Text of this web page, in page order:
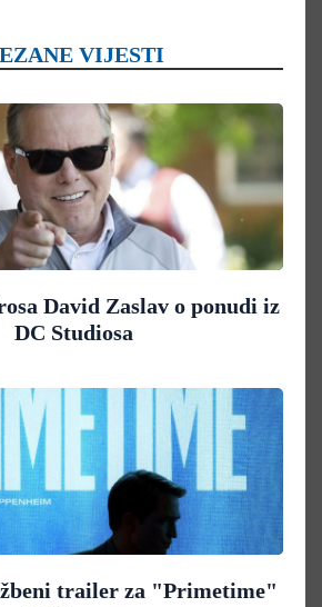
VIJESTI
David Zaslav o ponudi iz
DC Studiosa
trailer za "Primetime"